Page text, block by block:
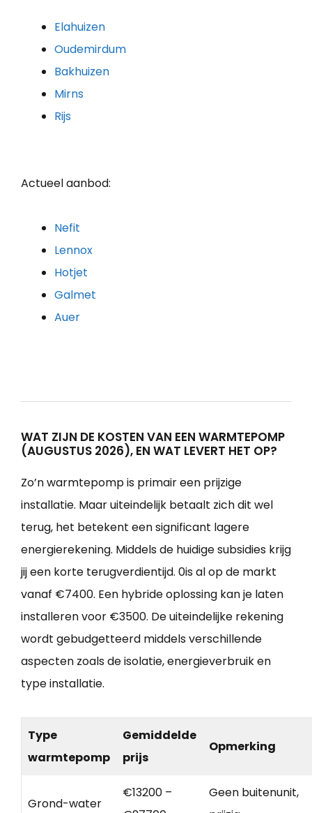
Elahuizen
Oudemirdum
Bakhuizen
Mirns
Rijs
Actueel aanbod:
Nefit
Lennox
Hotjet
Galmet
Auer
WAT ZIJN DE KOSTEN VAN EEN WARMTEPOMP
(AUGUSTUS 2026), EN WAT LEVERT HET OP?
Zo’n warmtepomp is primair een prijzige
installatie. Maar uiteindelijk betaalt zich dit wel
terug, het betekent een significant lagere
energierekening. Middels de huidige subsidies krijg
jij een korte terugverdientijd. 0is al op de markt
vanaf €7400. Een hybride oplossing kan je laten
installeren voor €3500. De uiteindelijke rekening
wordt gebudgetteerd middels verschillende
aspecten zoals de isolatie, energieverbruik en
type installatie.
Type
warmtepomp
Gemiddelde
prijs
Opmerking
Grond-water
€13200 –
Geen buitenunit,